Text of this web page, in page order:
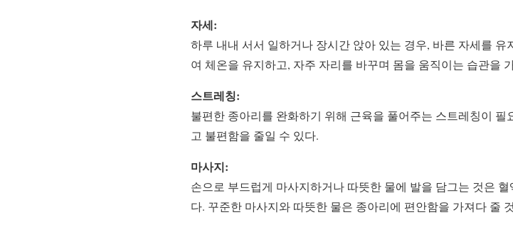
자세:
하루 내내 서서 일하거나 장시간 앉아 있는 경우, 바른 자세를
여 체온을 유지하고, 자주 자리를 바꾸며 몸을 움직이는 습관을
스트레칭:
불편한 종아리를 완화하기 위해 근육을 풀어주는 스트레칭이
고 불편함을 줄일 수 있다.
마사지:
손으로 부드럽게 마사지하거나 따뜻한 물에 발을 담그는 것은
다. 꾸준한 마사지와 따뜻한 물은 종아리에 편안함을 가져다 줄